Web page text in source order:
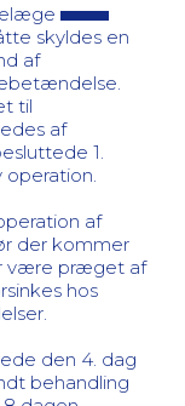
skyldes en
af
til
af
1.
af
der kommer
være præget af
hos
den 4. dag
behandling